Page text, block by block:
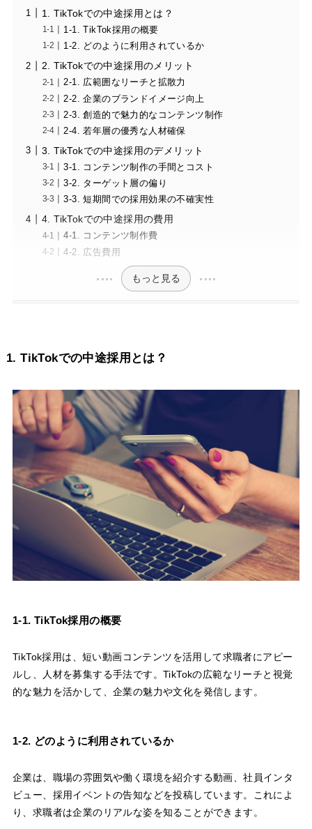
1. TikTokでの中途採用とは？
1-1. TikTok採用の概要
1-2. どのように利用されているか
2. TikTokでの中途採用のメリット
2-1. 広範囲なリーチと拡散力
2-2. 企業のブランドイメージ向上
2-3. 創造的で魅力的なコンテンツ制作
2-4. 若年層の優秀な人材確保
3. TikTokでの中途採用のデメリット
3-1. コンテンツ制作の手間とコスト
3-2. ターゲット層の偏り
3-3. 短期間での採用効果の不確実性
4. TikTokでの中途採用の費用
4-1. コンテンツ制作費
4-2. 広告費用
もっと見る
1. TikTokでの中途採用とは？
1-1. TikTok採用の概要
TikTok採用は、短い動画コンテンツを活用して求職者にアピー
ルし、人材を募集する手法です。TikTokの広範なリーチと視覚
的な魅力を活かして、企業の魅力や文化を発信します。
1-2. どのように利用されているか
企業は、職場の雰囲気や働く環境を紹介する動画、社員インタ
ビュー、採用イベントの告知などを投稿しています。これによ
り、求職者は企業のリアルな姿を知ることができます。